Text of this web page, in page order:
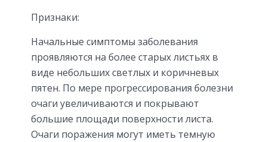
Признаки:
Начальные симптомы заболевания
проявляются на более старых листьях в
виде небольших светлых и коричневых
пятен. По мере прогрессирования болезни
очаги увеличиваются и покрывают
большие площади поверхности листа.
Очаги поражения могут иметь темную